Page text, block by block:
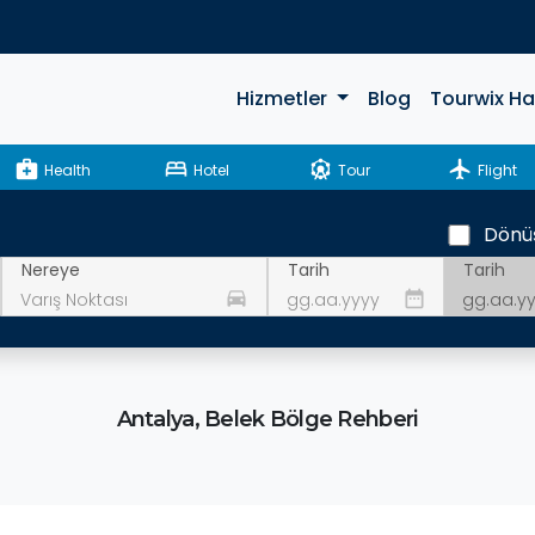
Hizmetler Blog Tourwix
medical_services Health bed Hotel attractions Tour flight Flight
Nereye
drive_eta
Tarih
date_range
Tarih
Antalya, Belek Bölge Rehberi